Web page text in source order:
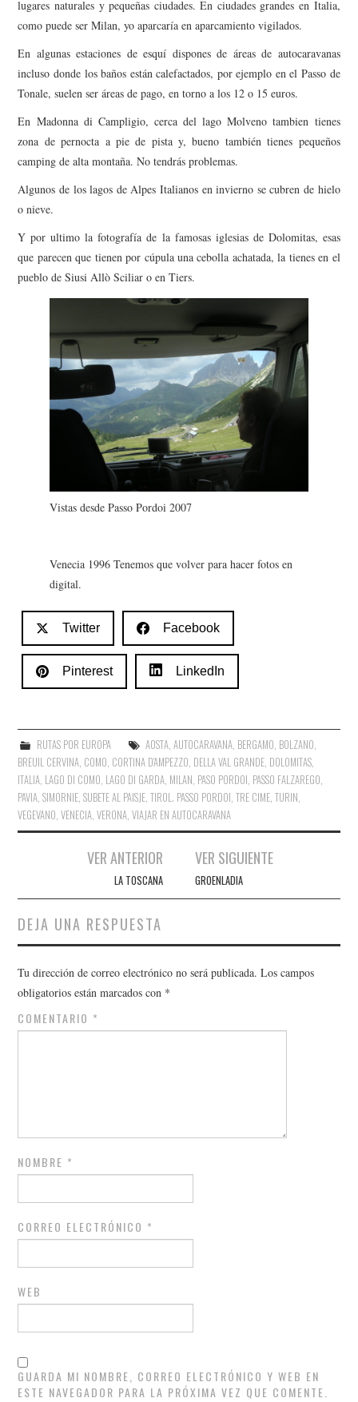
lugares naturales y pequeñas ciudades. En ciudades grandes en Italia,
como puede ser Milan, yo aparcaría en aparcamiento vigilados.
En algunas estaciones de esquí dispones de áreas de autocaravanas
incluso donde los baños están calefactados, por ejemplo en el Passo de
Tonale, suelen ser áreas de pago, en torno a los 12 o 15 euros.
En Madonna di Campligio, cerca del lago Molveno tambien tienes
zona de pernocta a pie de pista y, bueno también tienes pequeños
camping de alta montaña. No tendrás problemas.
Algunos de los lagos de Alpes Italianos en invierno se cubren de hielo
o nieve.
Y por ultimo la fotografía de la famosas iglesias de Dolomitas, esas
que parecen que tienen por cúpula una cebolla achatada, la tienes en el
pueblo de Siusi Allò Sciliar o en Tiers.
Vistas desde Passo Pordoi 2007
Venecia 1996 Tenemos que volver para hacer fotos en
digital.
Twitter Facebook
Pinterest LinkedIn
RUTAS POR EUROPA AOSTA, AUTOCARAVANA, BERGAMO, BOLZANO,
BREUIL CERVINA, COMO, CORTINA D'AMPEZZO, DELLA VAL GRANDE, DOLOMITAS,
ITALIA, LAGO DI COMO, LAGO DI GARDA, MILAN, PASO PORDOI, PASSO FALZAREGO,
PAVIA,SIMORNIE,SUBETE AL PAISJE,TIROL. PASSO PORDOI,TRE CIME,TURIN,
VEGEVANO,VENECIA,VERONA,VIAJAR EN AUTOCARAVANA
Navegación
entradas
VER ANTERIOR
LA TOSCANA
VER SIGUIENTE
GROENLADIA
DEJA UNA RESPUESTA
Tu dirección de correo electrónico no será publicada. Los campos
obligatorios están marcados con *
COMENTARIO *
NOMBRE *
CORREO ELECTRÓNICO *
WEB
GUARDA MI NOMBRE, CORREO ELECTRÓNICO Y WEB EN
ESTE NAVEGADOR PARA LA PRÓXIMA VEZ QUE COMENTE.